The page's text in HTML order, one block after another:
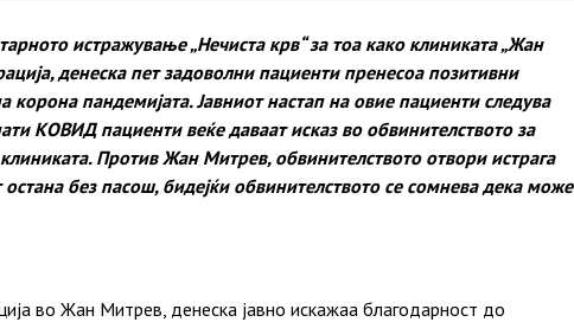
истражување „Нечиста крв“ за тоа како клиниката „Жан
денеска пет задоволни пациенти пренесоа позитивни
пандемијата. Јавниот настап на овие пациенти следува
КОВИД пациенти веќе даваат исказ во обвинителството за
Против Жан Митрев, обвинителството отвори истрага
без пасош, бидејќи обвинителството се сомнева дека може
во Жан Митрев, денеска јавно искажаа благодарност до